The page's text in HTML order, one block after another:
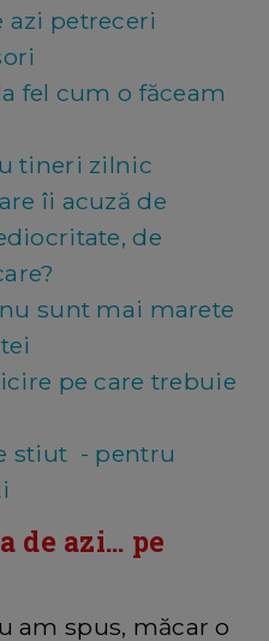
azi petreceri
fel cum o făceam
tineri zilnic
îi acuză de
de
sunt mai marete
pe care trebuie
stiut - pentru
azi... pe
am spus, măcar o